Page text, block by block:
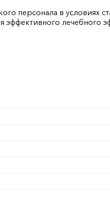
персонала в условиях
лечебного